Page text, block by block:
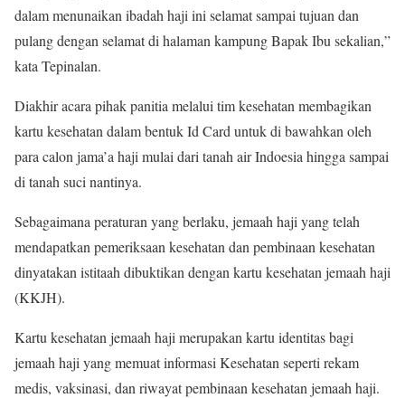
dalam menunaikan ibadah haji ini selamat sampai tujuan dan
pulang dengan selamat di halaman kampung Bapak Ibu sekalian,”
kata Tepinalan.
Diakhir acara pihak panitia melalui tim kesehatan membagikan
kartu kesehatan dalam bentuk Id Card untuk di bawahkan oleh
para calon jama’a haji mulai dari tanah air Indoesia hingga sampai
di tanah suci nantinya.
Sebagaimana peraturan yang berlaku, jemaah haji yang telah
mendapatkan pemeriksaan kesehatan dan pembinaan kesehatan
dinyatakan istitaah dibuktikan dengan kartu kesehatan jemaah haji
(KKJH).
Kartu kesehatan jemaah haji merupakan kartu identitas bagi
jemaah haji yang memuat informasi Kesehatan seperti rekam
medis, vaksinasi, dan riwayat pembinaan kesehatan jemaah haji.